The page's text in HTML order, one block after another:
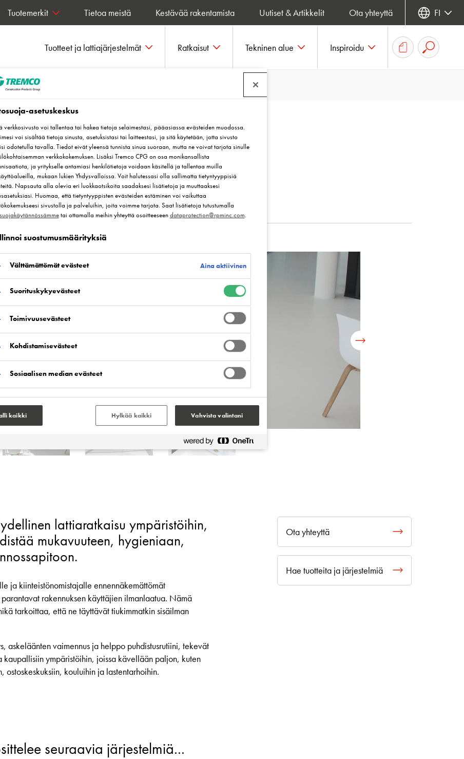
Tuotteet ja lattiajärjestelmät Ratkaisut Tekninen alue Inspiroidu
Tietoa meistä Kestävää rakentamista Uutiset & Artikkelit Ota yhteyttä
Tuotemerkit FI
puhdistaa
lattiaratkaisu ympäristöihin,
mukavuuteen, hygieniaan,
ja kiinteistönomistajalle ennennäkemättömät
rakennuksen käyttäjien ilmanlaatua. Nämä
tarkoittaa, että ne täyttävät tiukimmatkin sisäilman
askeläänten vaimennus ja helppo puhdistusrutiini, tekevät
ympäristöihin, joissa kävellään paljon, kuten
kouluihin ja lastentarhoihin.
Ota yhteyttä
Hae tuotteita ja järjestelmiä
seuraavia järjestelmiä...
asetuskeskus
verkkosivusto voi tallentaa tai hakea tietoja selaimestasi, pääasiassa evästeiden muodossa.
voi sisältää tietoja sinusta, asetuksistasi tai laitteestasi, ja sitä käytetään, jotta sivusto
odotetulla tavalla. Tiedot eivät yleensä tunnista sinua suoraan, mutta ne voivat tarjota sinulle
verkkokokemuksen. Lisäksi Tremco CPG on osa monikansallista
ja yritykselle antamiasi henkilötietoja voidaan käsitellä ja tallentaa muilla
mukaan lukien Yhdysvalloissa. Voit halutessasi olla sallimatta tietyntyyppisiä
Napsauta alla olevia eri luokkaotsikoita saadaksesi lisätietoja ja muuttaaksesi
Huomaa, että tietyntyyppisten evästeiden estäminen voi vaikuttaa
sivustolla ja palveluihin, joita voimme tarjota. Saat lisätietoja tutustumalla
tai ottamalla meihin yhteyttä osoitteeseendataprotection@rpminc.com.
suostumusmäärityksiä
Välttämättömät evästeet Aina aktiivinen
Suorituskykyevästeet
Toimivuusevästeet
Kohdistamisevästeet
Sosiaalisen median evästeet
kaikki Hylkää kaikki Vahvista valintani